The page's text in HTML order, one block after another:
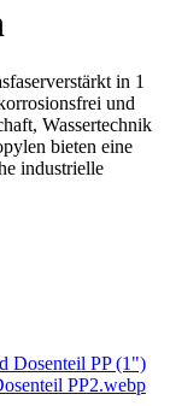
in 1
und
Wassertechnik
bieten eine
industrielle